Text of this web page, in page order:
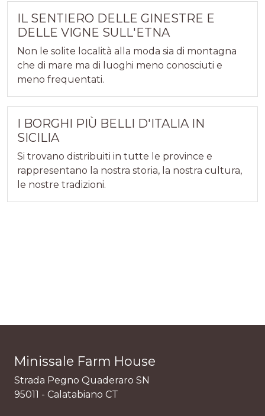
IL SENTIERO DELLE GINESTRE E
DELLE VIGNE SULL'ETNA
Non le solite località alla moda sia di montagna
che di mare ma di luoghi meno conosciuti e
meno frequentati.
I BORGHI PIÙ BELLI D'ITALIA IN
SICILIA
Si trovano distribuiti in tutte le province e
rappresentano la nostra storia, la nostra cultura,
le nostre tradizioni.
Minissale Farm House
Strada Pegno Quaderaro SN
95011 - Calatabiano CT